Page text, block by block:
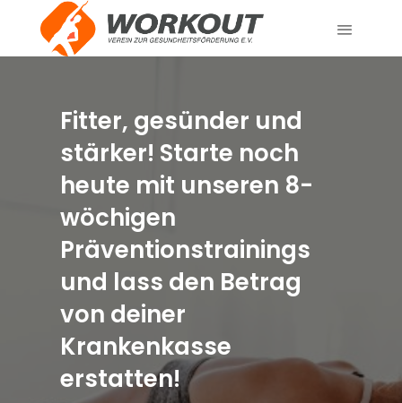
Fitter, gesünder und
stärker! Starte noch
heute mit unseren 8-
wöchigen
Präventionstrainings
und lass den Betrag
von deiner
Krankenkasse
erstatten!